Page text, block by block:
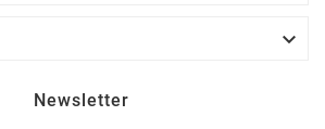

Newsletter